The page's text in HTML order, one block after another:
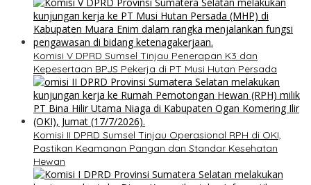
Komisi V DPRD Sumsel Tinjau Penerapan K3 dan
Kepesertaan BPJS Pekerja di PT Musi Hutan Persada
Komisi II DPRD Sumsel Tinjau Operasional RPH di OKI,
Pastikan Keamanan Pangan dan Standar Kesehatan
Hewan